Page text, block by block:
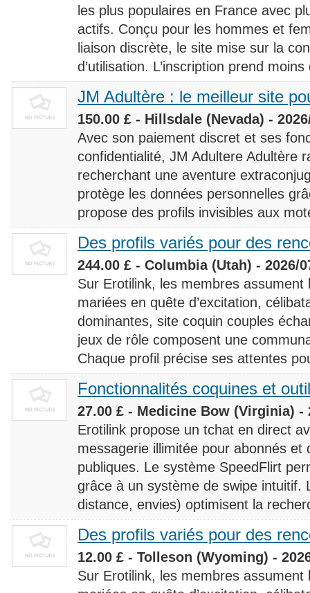
les plus populaires en France avec
actifs. Conçu pour les hommes et
liaison discrète, le site mise sur la
d’utilisation. L’inscription prend
JM Adultère : le meilleur site
150.00 £ - Hillsdale (Nevada) -
Avec son paiement discret et ses
confidentialité, JM Adultere Adultère
recherchant une aventure
protège les données personnelles
propose des profils invisibles aux
Des profils variés pour des
244.00 £ - Columbia (Utah) - 2026/
Sur Erotilink, les membres
mariées en quête d’excitation,
dominantes, site coquin couples
jeux de rôle composent une
Chaque profil précise ses attentes
Fonctionnalités coquines et
27.00 £ - Medicine Bow (Virginia) -
Erotilink propose un tchat en direct
messagerie illimitée pour abonnés et
publiques. Le système SpeedFlirt
grâce à un système de swipe intuitif.
distance, envies) optimisent la
Des profils variés pour des
12.00 £ - Tolleson (Wyoming) -
Sur Erotilink, les membres